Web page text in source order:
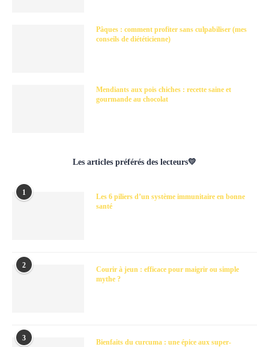
Pâques : comment profiter sans culpabiliser (mes
conseils de diététicienne)
Mendiants aux pois chiches : recette saine et
gourmande au chocolat
Les articles préférés des lecteurs💛
1
Les 6 piliers d’un système immunitaire en bonne
santé
2
Courir à jeun : efficace pour maigrir ou simple
mythe ?
3
Bienfaits du curcuma : une épice aux super-